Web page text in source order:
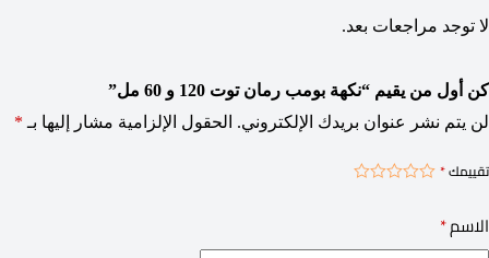
لا توجد مراجعات بعد.
كن أول من يقيم “نكهة بومب رمان توت 120 و 60 مل”
لن يتم نشر عنوان بريدك الإلكتروني. الحقول الإلزامية مشار إليها بـ *
تقييمك*
الاسم*